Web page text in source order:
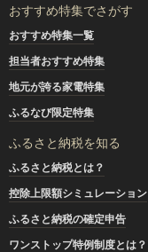
おすすめ特集でさがす
おすすめ特集一覧
担当者おすすめ特集
地元が誇る家電特集
ふるなび限定特集
ふるさと納税を知る
ふるさと納税とは？
控除上限額シミュレーション
ふるさと納税の確定申告
ワンストップ特例制度とは？